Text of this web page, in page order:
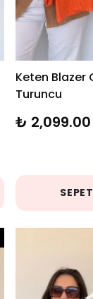
Keten Blazer
Turuncu
₺ 2,099.00